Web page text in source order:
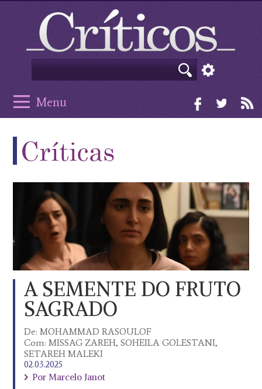
Menu
Críticas
A SEMENTE DO FRUTO
SAGRADO
De: MOHAMMAD RASOULOF
Com: MISSAG ZAREH, SOHEILA GOLESTANI,
SETAREH MALEKI
02.03.2025
Por Marcelo Janot